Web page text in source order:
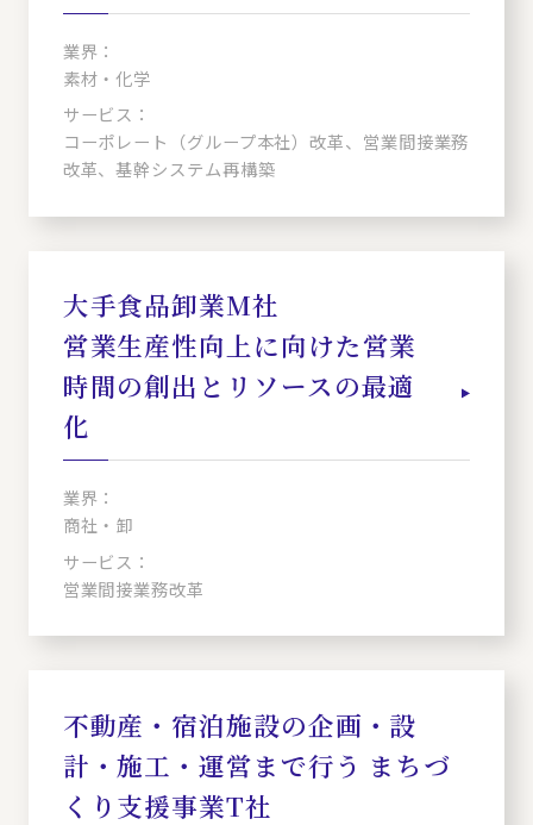
業界：
素材・化学
サービス：
コーポレート（グループ本社）改革、営業間接業務
改革、基幹システム再構築
大手食品卸業M社
営業生産性向上に向けた営業
時間の創出とリソースの最適
化
業界：
商社・卸
サービス：
営業間接業務改革
不動産・宿泊施設の企画・設
計・施工・運営まで行う まちづ
くり支援事業T社